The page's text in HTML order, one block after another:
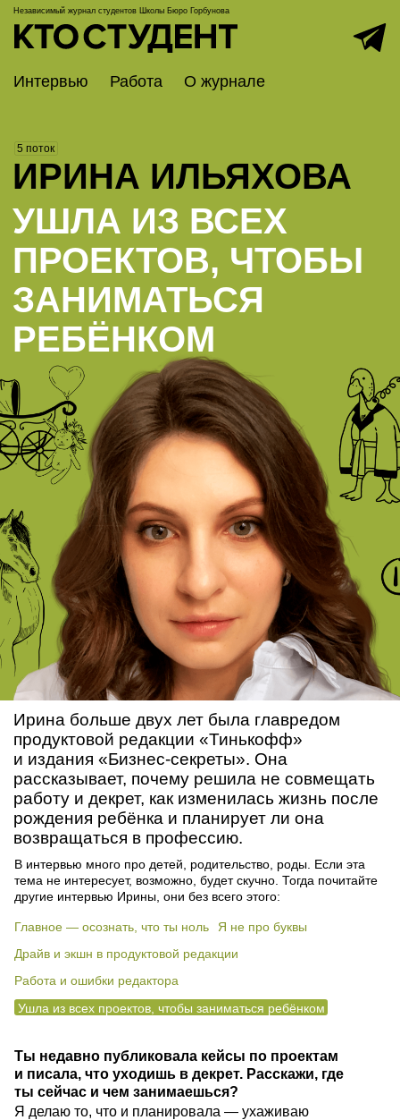
Независимый журнал студентов Школы Бюро Горбунова
Интервью Работа О журнале
5 поток
ИРИНА ИЛЬЯХОВА
УШЛА ИЗ ВСЕХ
ПРОЕКТОВ, ЧТОБЫ
ЗАНИМАТЬСЯ
РЕБЁНКОМ
Ирина больше двух лет была главредом
продуктовой редакции «Тинькофф»
и издания «Бизнес-секреты». Она
рассказывает, почему решила не совмещать
работу и декрет, как изменилась жизнь после
рождения ребёнка и планирует ли она
возвращаться в профессию.
В интервью много про детей, родительство, роды. Если эта
тема не интересует, возможно, будет скучно. Тогда почитайте
другие интервью Ирины, они без всего этого:
Главное — осознать, что ты ноль
Я не про буквы
Драйв и экшн в продуктовой редакции
Работа и ошибки редактора
Ушла из всех проектов, чтобы заниматься ребёнком
Ты недавно публиковала кейсы по проектам
и писала, что уходишь в декрет. Расскажи, где
ты сейчас и чем занимаешься?
Я делаю то, что и планировала — ухаживаю